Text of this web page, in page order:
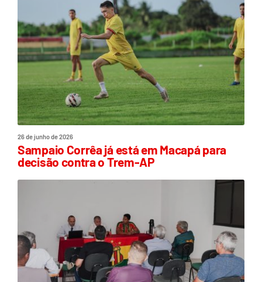
26 de junho de 2026
Sampaio Corrêa já está em Macapá para
decisão contra o Trem-AP